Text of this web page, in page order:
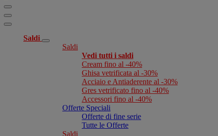
Saldi
Saldi
Vedi tutti i saldi
Cream fino al -40%
Ghisa vetrificata al -30%
Acciaio e Antiaderente al -30%
Gres vetrificato fino al -40%
Accessori fino al -40%
Offerte Speciali
Offerte di fine serie
Tutte le Offerte
Saldi